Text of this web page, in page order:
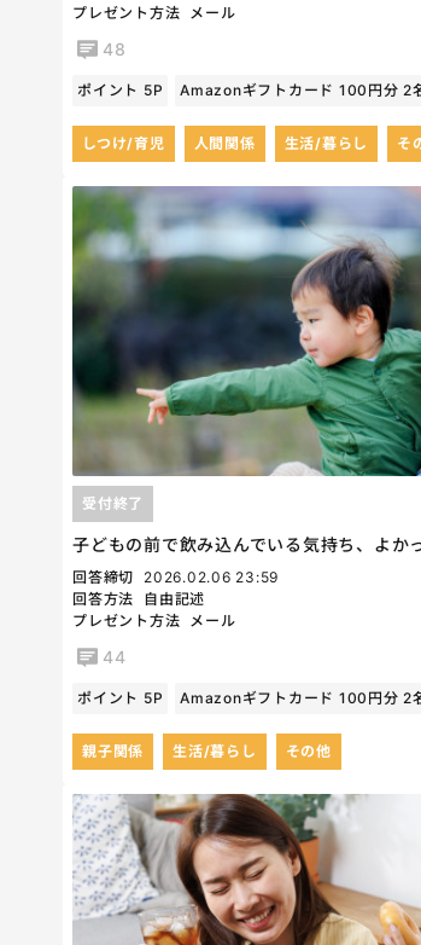
プレゼント方法 メール
48
ポイント 5P Amazonギフトカード 100円分 2
しつけ/育児 人間関係 生活/暮らし そ
子どもの前で飲み込んでいる気持ち、よか
受付終了
回答締切
2026.02.06 23:59
回答方法
自由記述
プレゼント方法
メール
44
ポイント 5P Amazonギフトカード 100円分 2
親子関係 生活/暮らし その他